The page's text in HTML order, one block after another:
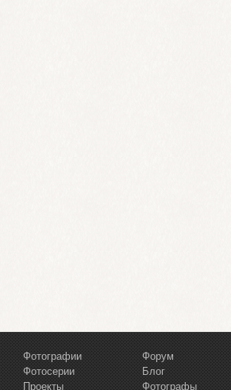
Фотографии
Фотосерии
Проекты
Форум
Блог
Фотографы